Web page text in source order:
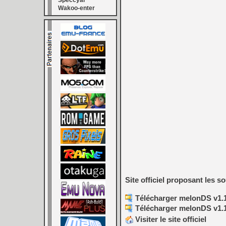
Wakoo-enter
Site officiel proposant les
Télécharger melonDS
Télécharger melonDS
Visiter le site officiel